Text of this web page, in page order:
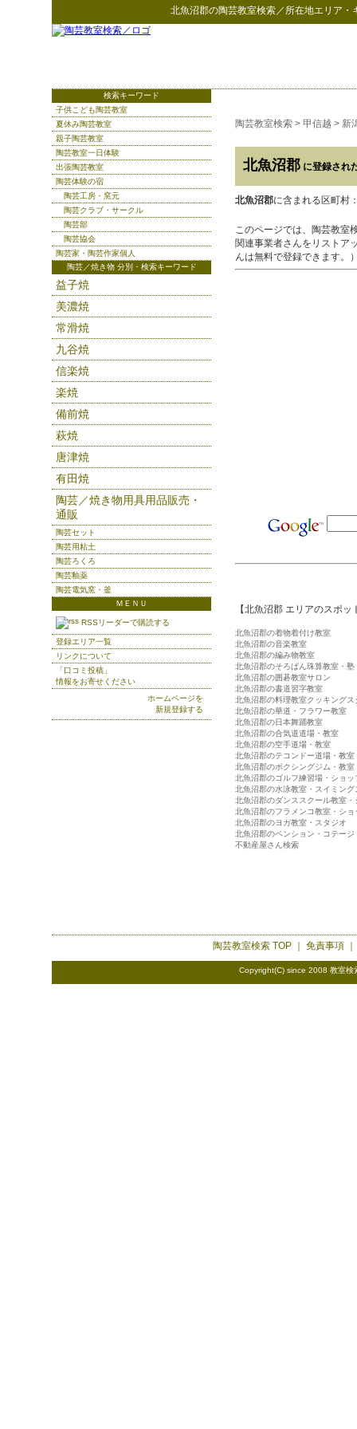
北魚沼郡の陶芸教室検索／所在地エリア・
陶芸教室検索 > 甲信越 > 新
北魚沼郡 に登録され
北魚沼郡に含まれる区町村
このページでは、陶芸教室
関連事業者さんをリストア
んは無料で登録できます。
【北魚沼郡 エリアのスポッ
北魚沼郡の着物着付け教室
北魚沼郡の音楽教室
北魚沼郡の編み物教室
北魚沼郡のそろばん珠算教室・塾
北魚沼郡の囲碁教室サロン
北魚沼郡の書道習字教室
北魚沼郡の料理教室クッキングス
北魚沼郡の華道・フラワー教室
北魚沼郡の日本舞踊教室
北魚沼郡の合気道道場・教室
北魚沼郡の空手道場・教室
北魚沼郡のテコンドー道場・教室
北魚沼郡のボクシングジム・教室
北魚沼郡のゴルフ練習場・ショッ
北魚沼郡の水泳教室・スイミング
北魚沼郡のダンススクール教室・
北魚沼郡のフラメンコ教室・ショ
北魚沼郡のヨガ教室・スタジオ
北魚沼郡のペンション・コテージ
不動産屋さん検索
検索キーワード
子供こども陶芸教室
夏休み陶芸教室
親子陶芸教室
陶芸教室一日体験
出張陶芸教室
陶芸体験の宿
陶芸工房・窯元
陶芸クラブ・サークル
陶芸部
陶芸協会
陶芸家・陶芸作家個人
陶芸／焼き物 分別・検索キーワード
益子焼
美濃焼
常滑焼
九谷焼
信楽焼
楽焼
備前焼
萩焼
唐津焼
有田焼
陶芸／焼き物用具用品販売・
通販
陶芸セット
陶芸用粘土
陶芸ろくろ
陶芸釉薬
陶芸電気窯・釜
ＭＥＮＵ
RSSリーダーで購読する
登録エリア一覧
リンクについて
「口コミ投稿」
情報をお寄せください
ホームページを
新規登録する
陶芸教室検索TOP ｜ 免責事項
Copyright(C) since 2008 教室検